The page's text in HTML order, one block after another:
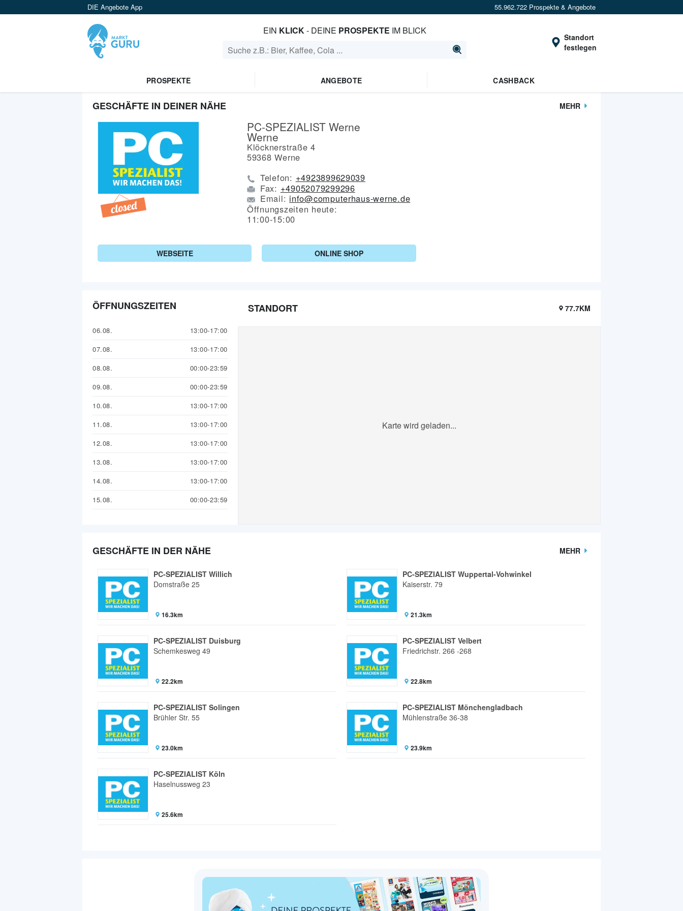
DIE Angebote App 55.962.722 Prospekte & Angebote
EIN KLICK- DEINE PROSPEKTE IM BLICK
Standort
festlegen
PROSPEKTE ANGEBOTE CASHBACK
GESCHÄFTE IN DEINER NÄHE MEHR
PC-SPEZIALIST Werne
Werne
Klöcknerstraße 4
59368 Werne
Telefon: +4923899629039
Fax: +49052079299296
Email: info@computerhaus-werne.de
Öffnungszeiten heute:
11:00-15:00
WEBSEITE ONLINE SHOP
ÖFFNUNGSZEITEN
06.08.
13:00-17:00
07.08.
13:00-17:00
08.08.
00:00-23:59
09.08.
00:00-23:59
10.08.
13:00-17:00
11.08.
13:00-17:00
12.08.
13:00-17:00
13.08.
13:00-17:00
14.08.
13:00-17:00
15.08.
00:00-23:59
STANDORT 77.7KM
Karte wird geladen...
GESCHÄFTE IN DER NÄHE MEHR
PC-SPEZIALIST Willich
Domstraße 25
16.3km
PC-SPEZIALIST Wuppertal-Vohwinkel
Kaiserstr. 79
21.3km
PC-SPEZIALIST Duisburg
Schemkesweg 49
22.2km
PC-SPEZIALIST Velbert
Friedrichstr. 266 -268
22.8km
PC-SPEZIALIST Solingen
Brühler Str. 55
23.0km
PC-SPEZIALIST Mönchengladbach
Mühlenstraße 36-38
23.9km
PC-SPEZIALIST Köln
Haselnussweg 23
25.6km